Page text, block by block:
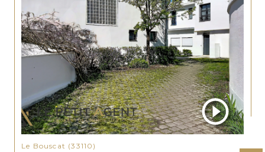
Le Bouscat (33110)